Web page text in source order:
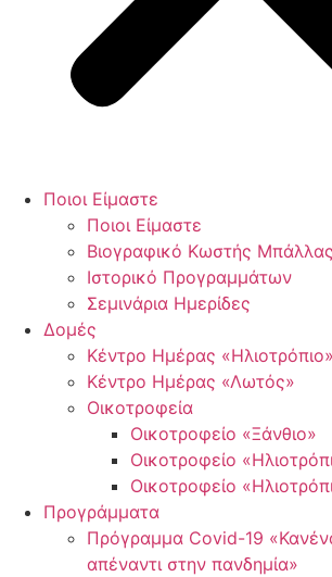
Ποιοι Είμαστε
Ποιοι Είμαστε
Βιογραφικό Κωστής Μπάλλας
Ιστορικό Προγραμμάτων
Σεμινάρια Ημερίδες
Δομές
Κέντρο Ημέρας «Ηλιοτρόπιο»
Κέντρο Ημέρας «Λωτός»
Οικοτροφεία
Οικοτροφείο «Ξάνθιο»
Οικοτροφείο
Οικοτροφείο
Προγράμματα
Πρόγραμμα Covid-19
απέναντι στην πανδημία»